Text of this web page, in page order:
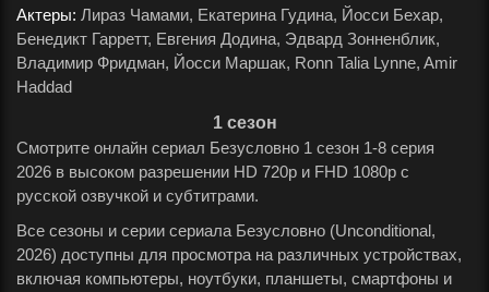
Актеры: Лираз Чамами, Екатерина Гудина, Йосси Бехар,
Бенедикт Гарретт, Евгения Додина, Эдвард Зонненблик,
Владимир Фридман, Йосси Маршак, Ronn Talia Lynne, Amir
Haddad
1 сезон
Смотрите онлайн сериал Безусловно 1 сезон 1-8 серия
2026 в высоком разрешении HD 720p и FHD 1080p с
русской озвучкой и субтитрами.
Все сезоны и серии сериала Безусловно (Unconditional,
2026) доступны для просмотра на различных устройствах,
включая компьютеры, ноутбуки, планшеты, смартфоны и